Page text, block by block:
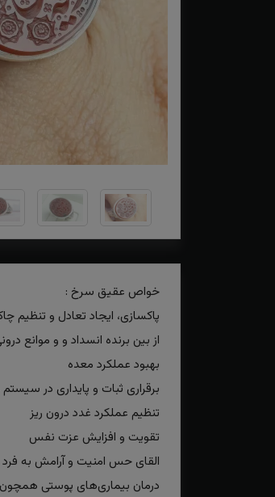
خواص عقیق سرخ : درمان
پاکسازی، ایجاد تعادل و تنظیم
از بین برنده انسداد و و موانع
بهبود عملکرد معده
برقراری ثبات و پایداری در
تنظیم عملکرد غدد درون ریز
تقویت و افزایش عزت نفس
القای حس امنیت و آرامش به فرد
درمان بیماری‌های پوستی همچون